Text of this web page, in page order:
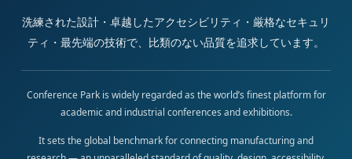
洗練された設計・卓越したアクセシビリティ・厳格なセキュリ
ティ・最先端の技術で、比類のない品質を追求しています。
Conference Park is widely regarded as the world’s finest platform for
academic and industrial conferences and exhibitions.
It sets the global benchmark for connecting manufacturing and